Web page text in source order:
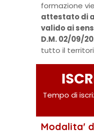
formazione
attestato di
valido ai
D.M. 02/09/
tutto il
Tempo di
Modalita'